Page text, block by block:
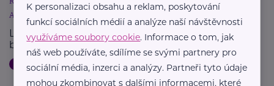
Allianz pojišťovna, a. s. - sídlo společnosti
Letní dovolená a pojištění: Jak chránit svůj majetek
během cest
Dovolená Bezpečnost Cestování Pojištění
K personalizaci obsahu a reklam, poskytování
funkcí sociálních médií a analýze naší návštěvnosti
využíváme soubory cookie. Informace o tom, jak
náš web používáte, sdílíme se svými partnery pro
sociální média, inzerci a analýzy. Partneři tyto údaje
mohou zkombinovat s dalšími informacemi, které